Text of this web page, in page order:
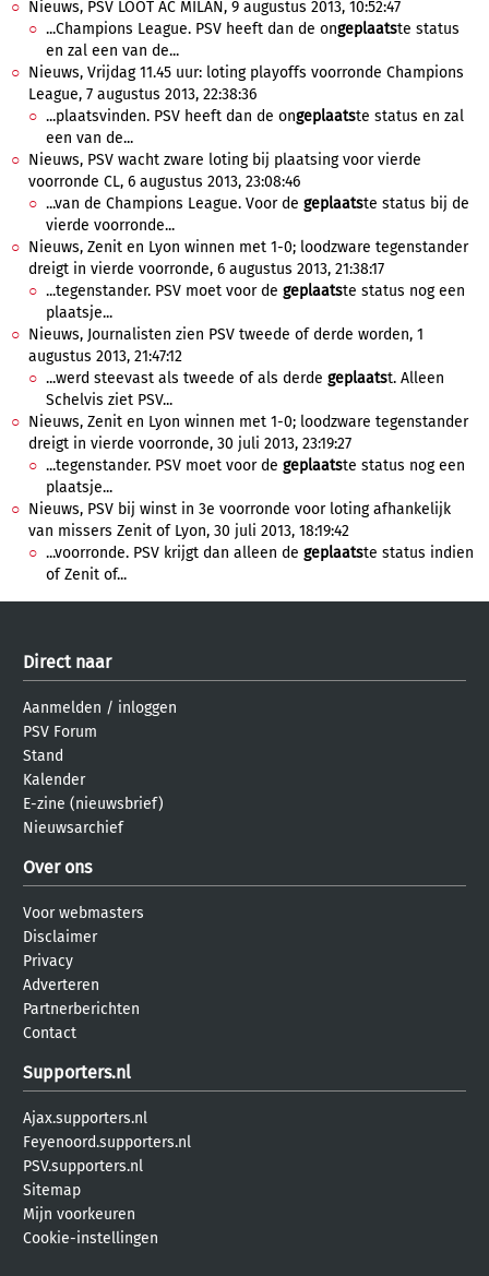
Nieuws, PSV LOOT AC MILAN, 9 augustus 2013, 10:52:47
...Champions League. PSV heeft dan de ongeplaatste status
en zal een van de...
Nieuws, Vrijdag 11.45 uur: loting playoffs voorronde Champions
League, 7 augustus 2013, 22:38:36
...plaatsvinden. PSV heeft dan de ongeplaatste status en zal
een van de...
Nieuws, PSV wacht zware loting bij plaatsing voor vierde
voorronde CL, 6 augustus 2013, 23:08:46
...van de Champions League. Voor de geplaatste status bij de
vierde voorronde...
Nieuws, Zenit en Lyon winnen met 1-0; loodzware tegenstander
dreigt in vierde voorronde, 6 augustus 2013, 21:38:17
...tegenstander. PSV moet voor de geplaatste status nog een
plaatsje...
Nieuws, Journalisten zien PSV tweede of derde worden, 1
augustus 2013, 21:47:12
...werd steevast als tweede of als derde geplaatst. Alleen
Schelvis ziet PSV...
Nieuws, Zenit en Lyon winnen met 1-0; loodzware tegenstander
dreigt in vierde voorronde, 30 juli 2013, 23:19:27
...tegenstander. PSV moet voor de geplaatste status nog een
plaatsje...
Nieuws, PSV bij winst in 3e voorronde voor loting afhankelijk
van missers Zenit of Lyon, 30 juli 2013, 18:19:42
...voorronde. PSV krijgt dan alleen de geplaatste status indien
of Zenit of...
Direct naar
Aanmelden / inloggen
PSV Forum
Stand
Kalender
E-zine (nieuwsbrief)
Nieuwsarchief
Over ons
Voor webmasters
Disclaimer
Privacy
Adverteren
Partnerberichten
Contact
Supporters.nl
Ajax.supporters.nl
Feyenoord.supporters.nl
PSV.supporters.nl
Sitemap
Mijn voorkeuren
Cookie-instellingen